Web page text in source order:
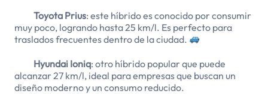
Toyota Prius: este híbrido es conocido por consumir
muy poco, logrando hasta 25 km/l. Es perfecto para
traslados frecuentes dentro de la ciudad.
Hyundai Ioniq: otro híbrido popular que puede
alcanzar 27 km/l, ideal para empresas que buscan un
diseño moderno y un consumo reducido.